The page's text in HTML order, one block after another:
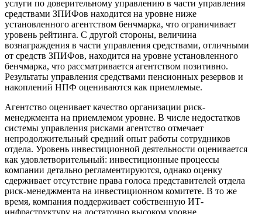
услуги по доверительному управлению в части управления
средствами ЗПИФов находится на уровне ниже
установленного агентством бенчмарка, что ограничивает
уровень рейтинга. С другой стороны, величина
вознаграждения в части управления средствами, отличными
от средств ЗПИФов, находится на уровне установленного
бенчмарка, что рассматривается агентством позитивно.
Результаты управления средствами пенсионных резервов и
накоплений НПФ оцениваются как приемлемые.
Агентство оценивает качество организации риск-
менеджмента на приемлемом уровне. В числе недостатков
системы управления рисками агентство отмечает
непродолжительный средний опыт работы сотрудников
отдела. Уровень инвестиционной деятельности оценивается
как удовлетворительный: инвестиционные процессы
компании детально регламентируются, однако оценку
сдерживает отсутствие права голоса представителей отдела
риск-менеджмента на инвестиционном комитете. В то же
время, компания поддерживает собственную ИТ-